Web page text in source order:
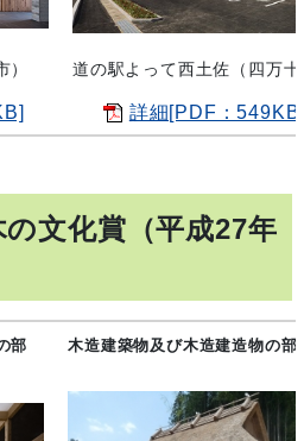
） 道の駅よって西土佐（四万
詳細[PDF：
文化賞（平成27年
部 木造建築物及び木造建造